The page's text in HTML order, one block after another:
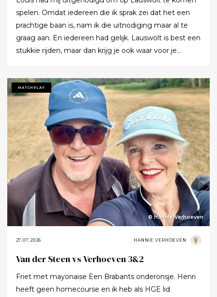
spelen. Omdat iedereen die ik sprak zei dat het een
prachtige baan is, nam ik die uitnodiging maar al te
graag aan. En iedereen had gelijk. Lauswolt is best een
stukkie rijden, maar dan krijg je ook waar voor je
Tot ik uiteindelijk aankondigde dat ik het nu echt niet
meer ging zeggen.
MATCHPLAY
© Hannie Verhoeven
27.07.2026 HANNIE VERHOEVEN
Van der Steen vs Verhoeven 3&2
Friet met mayonaise Een Brabants onderonsje. Henri
heeft geen homecourse en ik heb als HGE lid